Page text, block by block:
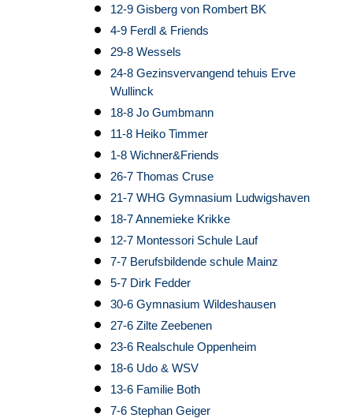
12-9 Gisberg von Rombert BK
4-9 Ferdl & Friends
29-8 Wessels
24-8 Gezinsvervangend tehuis Erve
Wullinck
18-8 Jo Gumbmann
11-8 Heiko Timmer
1-8 Wichner&Friends
26-7 Thomas Cruse
21-7 WHG Gymnasium Ludwigshaven
18-7 Annemieke Krikke
12-7 Montessori Schule Lauf
7-7 Berufsbildende schule Mainz
5-7 Dirk Fedder
30-6 Gymnasium Wildeshausen
27-6 Zilte Zeebenen
23-6 Realschule Oppenheim
18-6 Udo & WSV
13-6 Familie Both
7-6 Stephan Geiger